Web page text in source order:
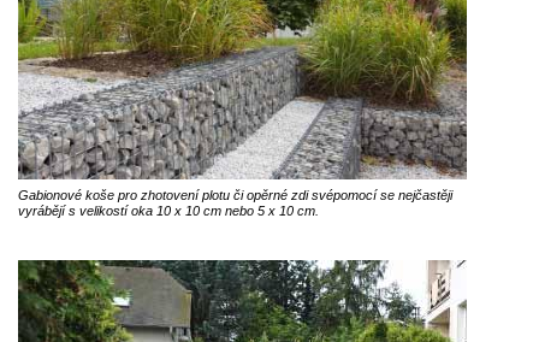
Gabionové koše pro zhotovení plotu či opěrné zdi svépomocí se nejčastěji
vyrábějí s velikostí oka 10 x 10 cm nebo 5 x 10 cm.